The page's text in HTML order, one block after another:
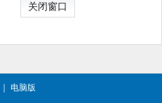
关闭窗口
电脑版